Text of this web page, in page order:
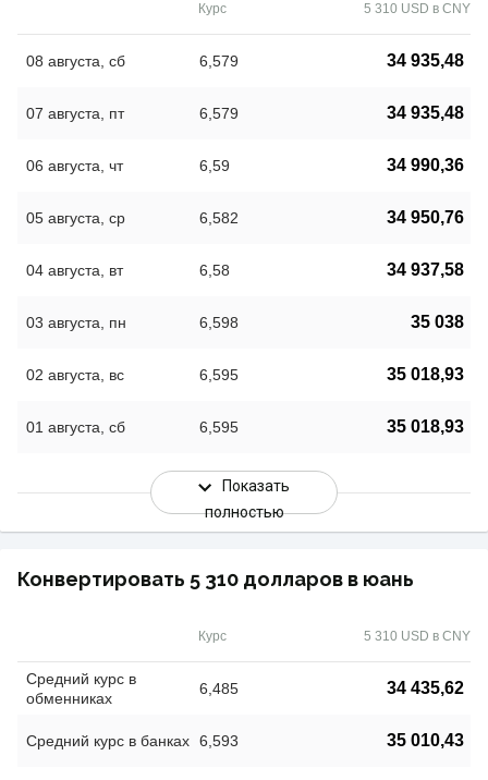
Курс 5 310 USD в CNY
08 августа, сб 6,579 34 935,48
07 августа, пт 6,579 34 935,48
06 августа, чт 6,59 34 990,36
05 августа, ср 6,582 34 950,76
04 августа, вт 6,58 34 937,58
03 августа, пн 6,598 35 038
02 августа, вс 6,595 35 018,93
01 августа, сб 6,595 35 018,93
Показать
полностью
Конвертировать 5 310 долларов в юань
Курс 5 310 USD в CNY
Средний курс в
обменниках
6,485 34 435,62
Средний курс в банках 6,593 35 010,43